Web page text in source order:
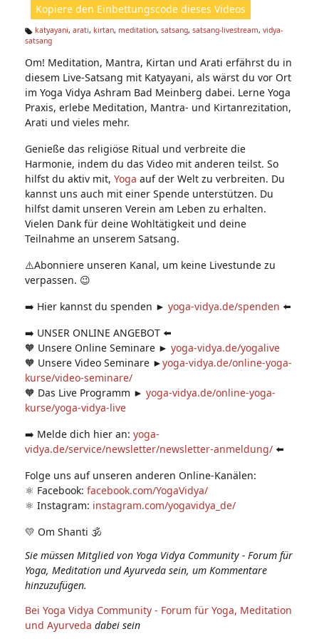
n:
Kopiere den Einbettungscode dieses Videos
Ta
s:
katyayani, arati, kirtan, meditation, satsang, satsang-livestream, vidya-
satsang
Om! Meditation, Mantra, Kirtan und Arati erfährst du in
diesem Live-Satsang mit Katyayani, als wärst du vor Ort
im Yoga Vidya Ashram Bad Meinberg dabei. Lerne Yoga
Praxis, erlebe Meditation, Mantra- und Kirtanrezitation,
Arati und vieles mehr.
Genieße das religiöse Ritual und verbreite die
Harmonie, indem du das Video mit anderen teilst. So
hilfst du aktiv mit, Yoga auf der Welt zu verbreiten. Du
kannst uns auch mit einer Spende unterstützen. Du
hilfst damit unseren Verein am Leben zu erhalten.
Vielen Dank für deine Wohltätigkeit und deine
Teilnahme an unserem Satsang.
⚠️Abonniere unseren Kanal, um keine Livestunde zu
verpassen. 😉
➡️ Hier kannst du spenden ► yoga-vidya.de/spenden ⬅️
➡️ UNSER ONLINE ANGEBOT ⬅️
🧡 Unsere Online Seminare ► yoga-vidya.de/yogalive
🧡 Unsere Video Seminare ►yoga-vidya.de/online-yoga-
kurse/video-seminare/
🧡 Das Live Programm ► yoga-vidya.de/online-yoga-
kurse/yoga-vidya-live
➡️ Melde dich hier an: yoga-
vidya.de/service/newsletter/newsletter-anmeldung/ ⬅️
Folge uns auf unseren anderen Online-Kanälen:
⚛️ Facebook: facebook.com/YogaVidya/
⚛️ Instagram: instagram.com/yogavidya_de/
💛 Om Shanti 🕉
Sie müssen Mitglied von Yoga Vidya Community - Forum für
Yoga, Meditation und Ayurveda sein, um Kommentare
hinzuzufügen.
Bei Yoga Vidya Community - Forum für Yoga, Meditation
und Ayurveda dabei sein